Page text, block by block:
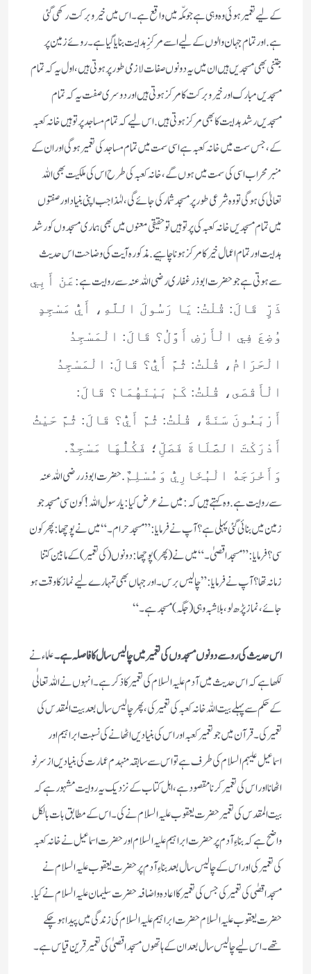
کے لیے تعمیر ہوئی وہ وہی ہے جو مکّہ میں واقع ہے۔ اس میں خیر و برکت رکھی گئی
ہے. اور تمام جہان والوں کے لیے اسے مرکزِ ہدایت بنایا گیا ہے ۔ روئے زمین پر
جتنی بھی مسجدیں ہیں ان میں یہ دونوں صفات لازمی طور پر ہوتی ہیں، اول یہ کہ تمام
مسجدیں مبارک اور خیر وبرکت کا مرکز ہوتی ہیں اور دوسری صفت یہ کہ تمام
مسجدیں رشد ہدایت کا بھی مرکز ہوتی ہیں. اس لیے کہ تمام مساجد پرتو ہیں خانہ کعبہ
کے، جس سمت میں خانہ کعبہ ہے اسی سمت میں تمام مساجد کی تعمیر ہوگی اور ان کے
منبر محراب اسی کی سمت میں ہوں گے ، خانہ کعبہ کی طرح اس کی ملکیت بھی اللہ
تعالیٰ کی ہوگی تو وہ شرعی طور پر مسجد شمار کی جائے گی، لہٰذا جب اپنی بنیاد اور صفتوں
میں تمام مسجدیں خانہ کعبہ کی پرتو ہیں تو حقیقی معنوں میں بھی ہماری مسجدوں کو رشد
ہدایت اور تمام اعمال خیر کا مرکز ہونا چاہیے. مذکورہ آیت کی وضاحت اس حدیث
سے ہوتی ہے جو حضرت ابوذر غفاری رضی اللہ عنہ سے روایت ہے:عَنْ أَبِي
ذَرٍّ قَالَ: قُلْتُ: يَا رَسُولَ اللَّهِ، أَيُّ مَسْجِدٍ
وُضِعَ فِي الْأَرْضِ أَوَّلُ؟ قَالَ: الْمَسْجِدُ
الْحَرَامُ، قُلْتُ: ثُمَّ أَيُّ؟ قَالَ: الْمَسْجِدُ
الْأَقْصَى، قُلْتُ: كَمْ بَيْنَهُمَا؟ قَالَ:
أَرْبَعُونَ سَنَةً، قُلْتُ: ثُمَّ أَيُّ؟ قَالَ: ثُمَّ حَيْثُ
أَدْرَكْتَ الصَّلَاةَ فَصَلِّ؛ فَكُلُّهَا مَسْجِدٌ.
وَأَخْرَجَهُ الْبُخَارِيُّ وَمُسْلِمٌ.حضرت ابو ذر رضی اللہ عنہ
سے روایت ہے. وہ کہتے ہیں کہ :میں نے عرض کیا :یارسول اللہ ! کون سی مسجد جو
زمین میں بنائی گئی پہلی ہے؟ آپ نے فرمایا: ” مسجد حرام۔“ میں نے پوچھا: پھر کون
سی؟ فرمایا: ”مسجد اقصیٰ۔“ میں نے (پھر) پوچھا: دونوں (کی تعمیر) کے مابین کتنا
زمانہ تھا؟ آپ نے فرمایا: ”چالیس برس۔ اور جہاں بھی تمہارے لیے نماز کا وقت ہو
جائے، نماز پڑھ لو، بلاشبہ وہی (جگہ) مسجد ہے۔“
اس حدیث کی رو سے دونوں مسجدوں کی تعمیر میں چالیس سال کا فاصلہ ہے۔علماء نے
لکھا ہے کہ اس حدیث میں آدم علیہ السلام کی تعمیر کا ذکر ہے۔ انہوں نے اللہ تعالٰی
کے حکم سے پہلے بیت اللہ خانہ کعبہ کی تعمیر کی ، پھر چالیس سا ل بعد بیت المقدس کی
تعمیر کی۔ قرآن میں جو تعمیر کعبہ اور اس کی بنیادیں اٹھانے کی نسبت ابراہیم اور
اسماعیل علیہم السلام کی طرف ہے تو اس سے سابقہ منہدم عمارت کی بنیادیں ازسرنو
اٹھانا اور اس کی تعمیر کرنا مقصود ہے، اہل کتاب کے نزدیک یہ روایت مشہور ہے کہ
بیت المقدس کی تعمیر حضرت یعقوب علیہ السلام نے کی ۔اس کے مطابق بات بالکل
واضح ہے کہ بناءِ آدم پر حضرت ابراہیم علیہ السلام اور حضرت اسماعیل نے خانہ کعبہ
کی تعمیر کی اور اس کے چالیس سال بعد بناءِ آدم پر حضرت یعقوب علیہ السلام نے
مسجد اقصٰی کی تعمیر کی جس کی تعمیر کا اعادہ واضافہ حضرت سلیمان علیہ السلام نے کیا.
حضرت یعقوب علیہ السلام حضرت ابراہیم علیہ السلام کی زندگی میں پیدا ہوچکے
تھے۔اس لیے چالیس سال بعد ان کے ہاتھوں مسجد اقصیٰ کی تعمیر قرین قیاس ہے۔